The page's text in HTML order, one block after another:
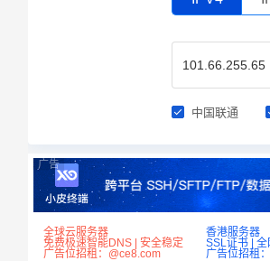
中国联通
广告
全球云服务器
香港服务器
免费极速智能DNS | 安全稳定
SSL证书 |
广告位招租：@ce8.com
广告位招租